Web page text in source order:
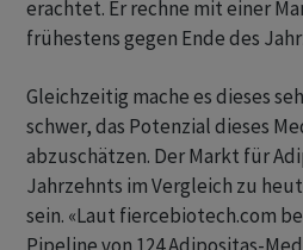
erachtet. Er rechne mit einer
frühestens gegen Ende des
Gleichzeitig mache es dieses
schwer, das Potenzial dieses
abzuschätzen. Der Markt für
Jahrzehnts im Vergleich zu
sein. «Laut fiercebiotech.com